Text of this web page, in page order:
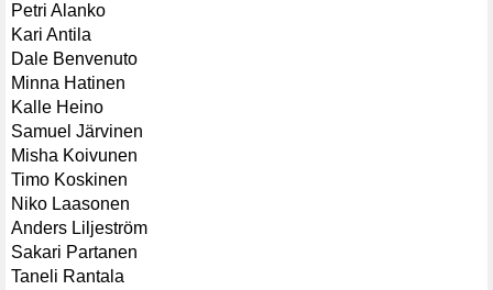
Petri Alanko
Kari Antila
Dale Benvenuto
Minna Hatinen
Kalle Heino
Samuel Järvinen
Misha Koivunen
Timo Koskinen
Niko Laasonen
Anders Liljeström
Sakari Partanen
Taneli Rantala